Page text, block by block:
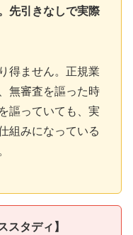
先引きなしで実際
得ません。正規業
無審査を謳った時
謳っていても、実
組みになっている
タディ】